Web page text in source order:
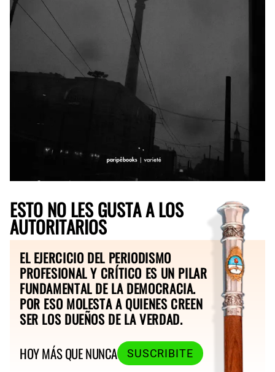
ESTO NO LES GUSTA A LOS
AUTORITARIOS
EL EJERCICIO DEL PERIODISMO
PROFESIONAL Y CRÍTICO ES UN PILAR
FUNDAMENTAL DE LA DEMOCRACIA.
POR ESO MOLESTA A QUIENES CREEN
SER LOS DUEÑOS DE LA VERDAD.
HOY MÁS QUE NUNCA
SUSCRIBITE